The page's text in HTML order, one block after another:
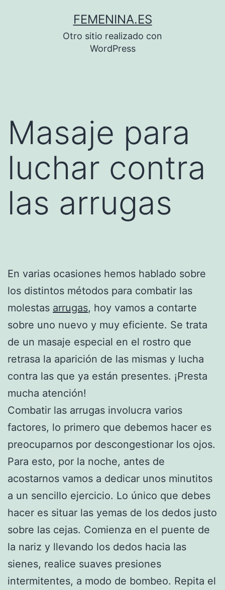
FEMENINA.ES
Otro sitio realizado con
WordPress
Masaje para
luchar contra
las arrugas
En varias ocasiones hemos hablado sobre
los distintos métodos para combatir las
molestas arrugas, hoy vamos a contarte
sobre uno nuevo y muy eficiente. Se trata
de un masaje especial en el rostro que
retrasa la aparición de las mismas y lucha
contra las que ya están presentes. ¡Presta
mucha atención!
Combatir las arrugas involucra varios
factores, lo primero que debemos hacer es
preocuparnos por descongestionar los ojos.
Para esto, por la noche, antes de
acostarnos vamos a dedicar unos minutitos
a un sencillo ejercicio. Lo único que debes
hacer es situar las yemas de los dedos justo
sobre las cejas. Comienza en el puente de
la nariz y llevando los dedos hacia las
sienes, realice suaves presiones
intermitentes, a modo de bombeo. Repita el